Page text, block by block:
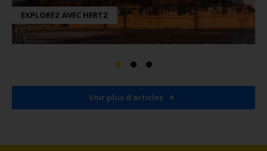
EXPLOREZ AVEC HERTZ
Voir plus d'articles